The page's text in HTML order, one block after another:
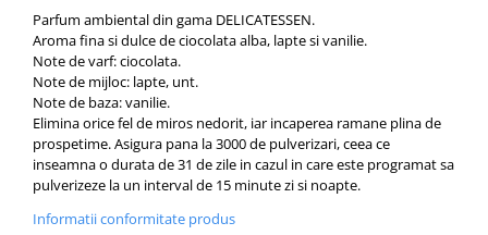
Parfum ambiental din gama DELICATESSEN.
Aroma fina si dulce de ciocolata alba, lapte si vanilie.
Note de varf: ciocolata.
Note de mijloc: lapte, unt.
Note de baza: vanilie.
Elimina orice fel de miros nedorit, iar incaperea ramane plina de
prospetime. Asigura pana la 3000 de pulverizari, ceea ce
inseamna o durata de 31 de zile in cazul in care este programat sa
pulverizeze la un interval de 15 minute zi si noapte.
Informatii conformitate produs